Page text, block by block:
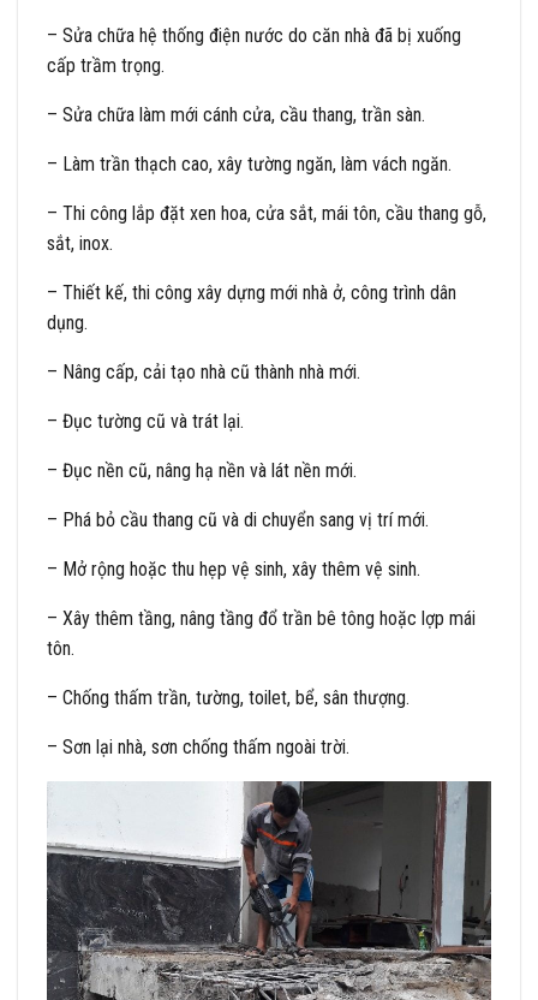
– Sửa chữa hệ thống điện nước do căn nhà đã bị xuống
cấp trầm trọng.
– Sửa chữa làm mới cánh cửa, cầu thang, trần sàn.
– Làm trần thạch cao, xây tường ngăn, làm vách ngăn.
– Thi công lắp đặt xen hoa, cửa sắt, mái tôn, cầu thang gỗ,
sắt, inox.
– Thiết kế, thi công xây dựng mới nhà ở, công trình dân
dụng.
– Nâng cấp, cải tạo nhà cũ thành nhà mới.
– Đục tường cũ và trát lại.
– Đục nền cũ, nâng hạ nền và lát nền mới.
– Phá bỏ cầu thang cũ và di chuyển sang vị trí mới.
– Mở rộng hoặc thu hẹp vệ sinh, xây thêm vệ sinh.
– Xây thêm tầng, nâng tầng đổ trần bê tông hoặc lợp mái
tôn.
– Chống thấm trần, tường, toilet, bể, sân thượng.
– Sơn lại nhà, sơn chống thấm ngoài trời.